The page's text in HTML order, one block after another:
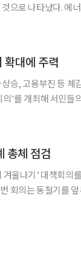
철 에너지빈곤층 주거환경 실태조사(2
확대에 주력
승, 고용부진 등
'를 개최해 서민들
총체 점검
울나기’ 대책회의